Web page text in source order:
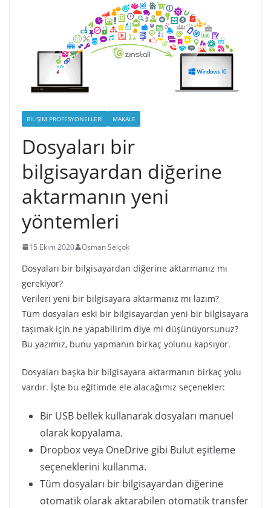
BILIŞIM PROFESYONELLERI MAKALE
Dosyaları bir
bilgisayardan diğerine
aktarmanın yeni
yöntemleri
15 Ekim 2020 Osman Selçok
Dosyaları bir bilgisayardan diğerine aktarmanız mı
gerekiyor?
Verileri yeni bir bilgisayara aktarmanız mı lazım?
Tüm dosyaları eski bir bilgisayardan yeni bir bilgisayara
taşımak için ne yapabilirim diye mi düşünüyorsunuz?
Bu yazımız, bunu yapmanın birkaç yolunu kapsıyor.
Dosyaları başka bir bilgisayara aktarmanın birkaç yolu
vardır. İşte bu eğitimde ele alacağımız seçenekler:
Bir USB bellek kullanarak dosyaları manuel
olarak kopyalama.
Dropbox veya OneDrive gibi Bulut eşitleme
seçeneklerini kullanma.
Tüm dosyaları bir bilgisayardan diğerine
otomatik olarak aktarabilen otomatik transfer